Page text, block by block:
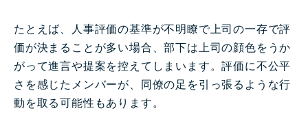
たとえば、人事評価の基準が不明瞭で上司の一存で評
価が決まることが多い場合、部下は上司の顔色をうか
がって進言や提案を控えてしまいます。評価に不公平
さを感じたメンバーが、同僚の足を引っ張るような行
動を取る可能性もあります。